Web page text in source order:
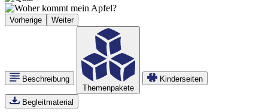
Bild
Vorherige Weiter
Beschreibung
Themenpakete
Kinderseiten
Begleitmaterial